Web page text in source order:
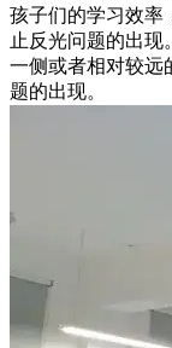
孩子们的学习效率
止反光问题的出
一侧或者相对较远
题的出现。